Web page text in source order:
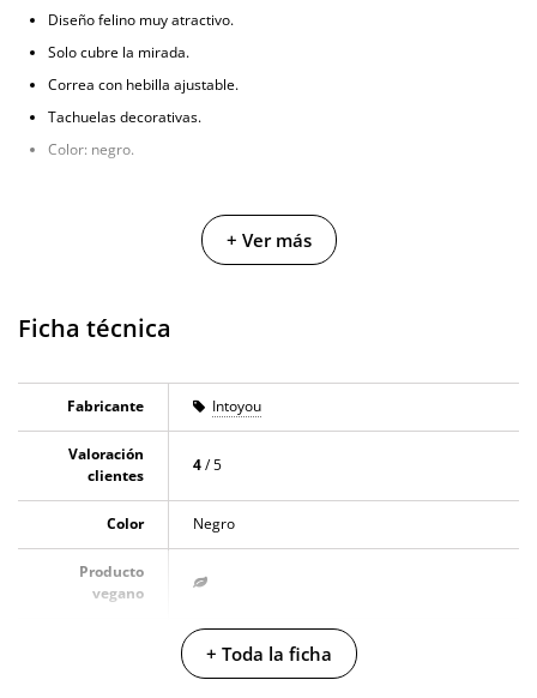
Diseño felino muy atractivo.
Solo cubre la mirada.
Correa con hebilla ajustable.
Tachuelas decorativas.
Color: negro.
+ Ver más
Ficha técnica
Fabricante Intoyou
Valoración
clientes
4/ 5
Color Negro
Producto
vegano
+ Toda la ficha